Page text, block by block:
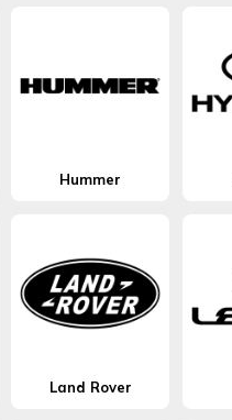
Hummer
Land Rover